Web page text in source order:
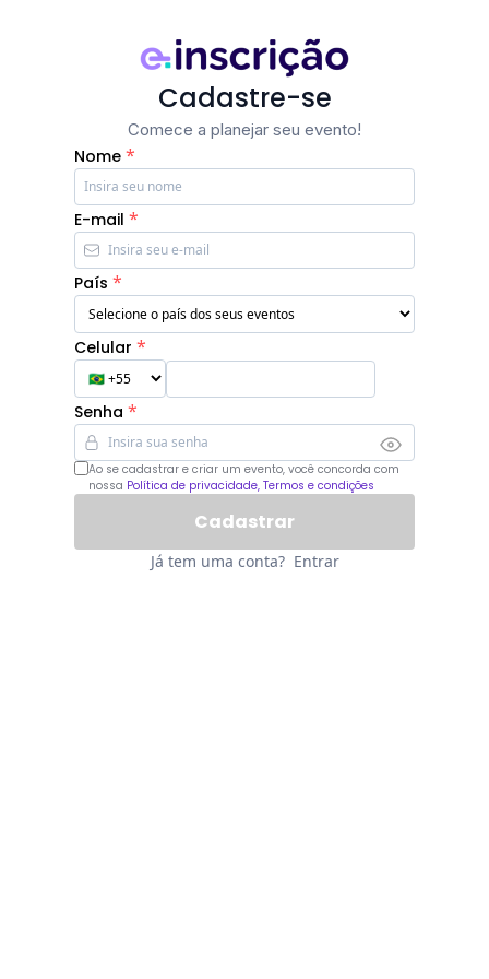
Cadastre-se
Comece a planejar seu evento!
Nome *
E-mail *
País *
Celular *
Senha *
Ao se cadastrar e criar um evento, você concorda com
nossa Política de privacidade, Termos e condições
Já tem uma conta? Entrar